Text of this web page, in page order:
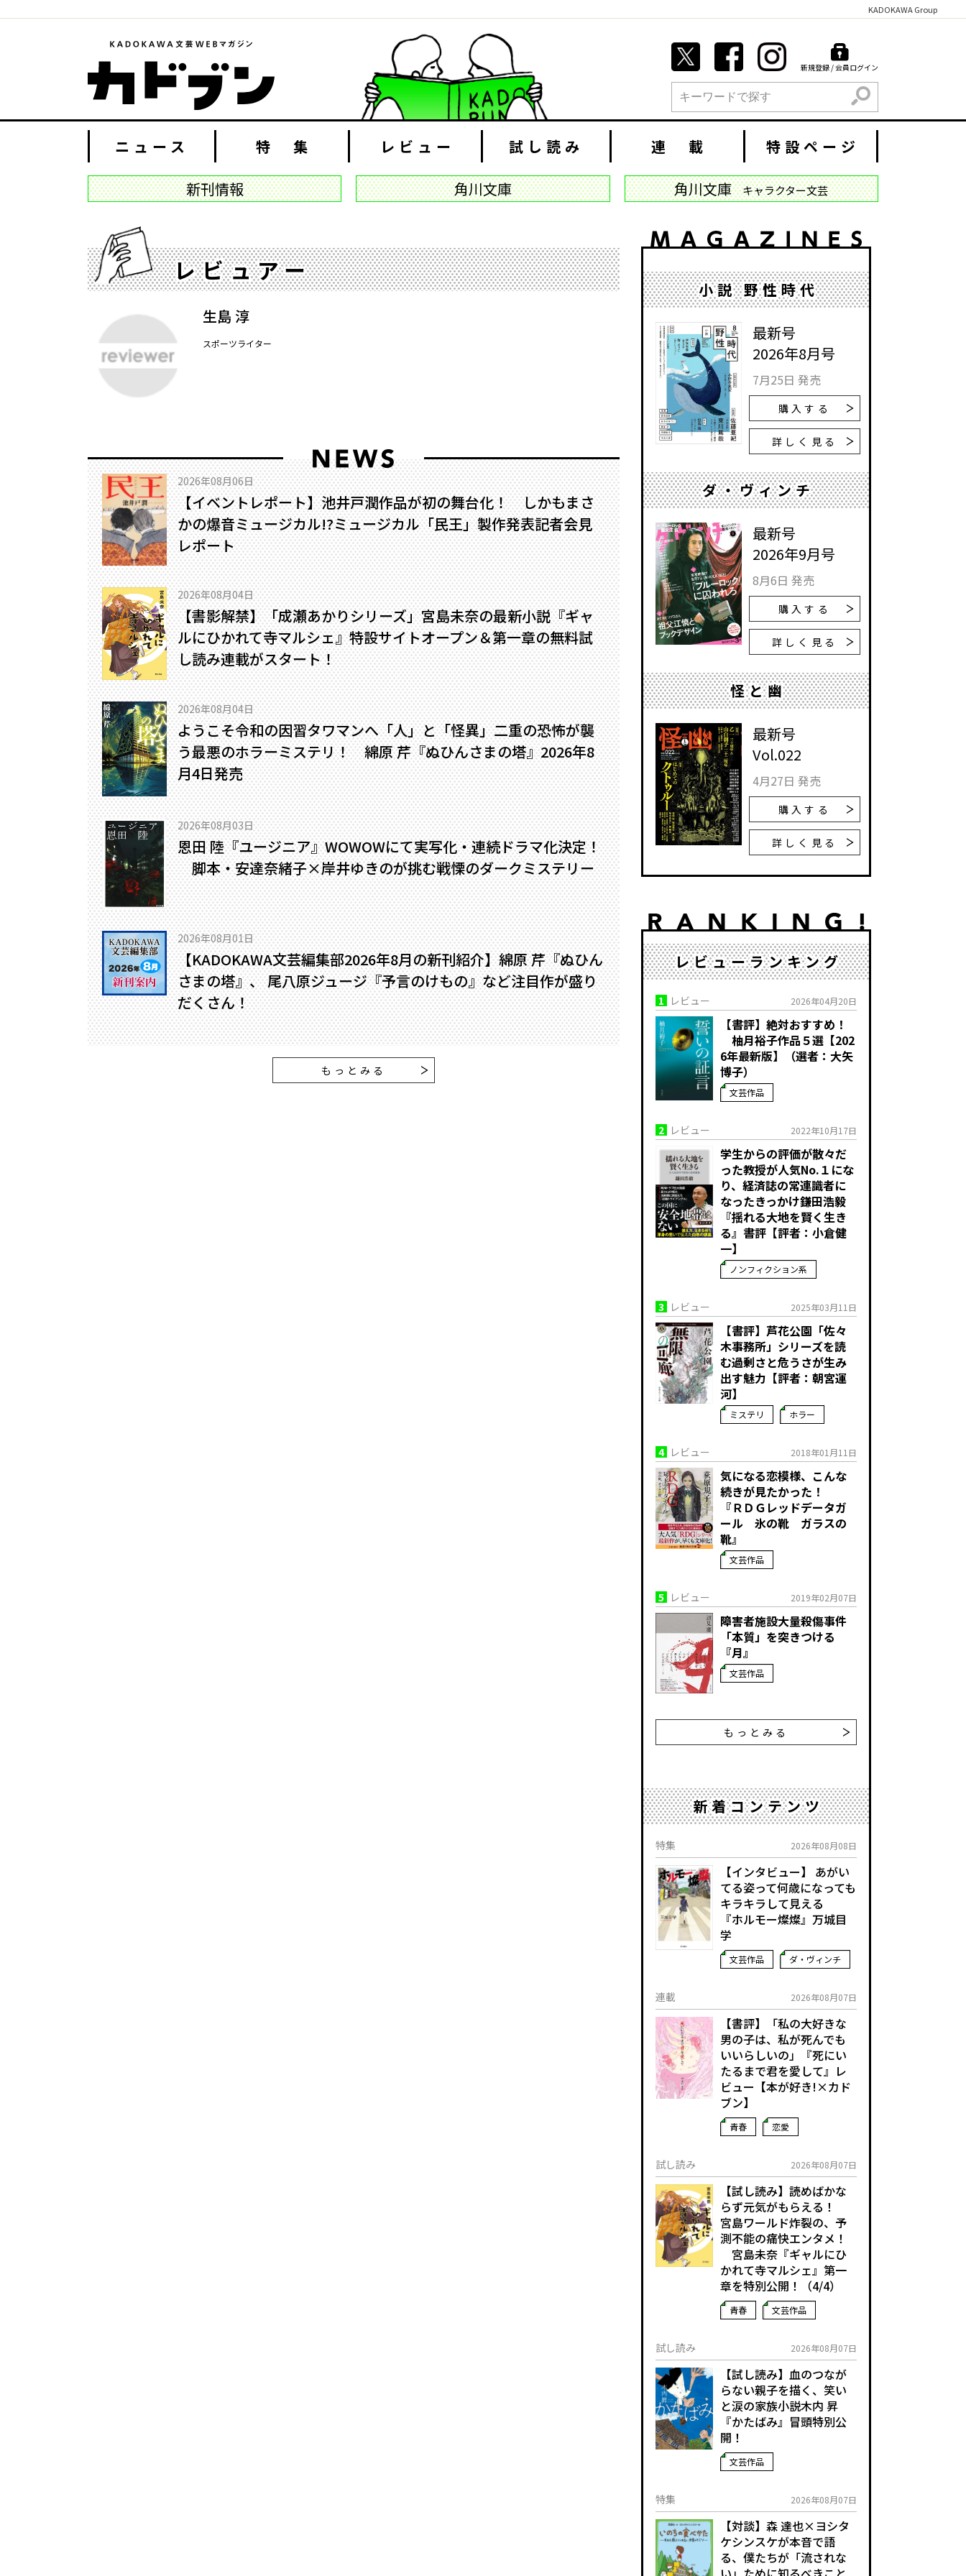
KADOKAWA Group
新規登録 / 会員ログイン
検索
ニュース 特 集 レビュー 試し読み 連 載 特設ページ
新刊情報 角川文庫 角川文庫 キャラクター文芸
レビュアー
生島 淳
スポーツライター
2026年08月06日
【イベントレポート】池井戸潤作品が初の舞台化！ しかもまさ
かの爆音ミュージカル!?――ミュージカル「民王」製作発表記者会見
レポート
2026年08月04日
【書影解禁】「成瀬あかりシリーズ」宮島未奈の最新小説『ギャ
ルにひかれて寺マルシェ』特設サイトオープン＆第一章の無料試
し読み連載がスタート！
2026年08月04日
ようこそ令和の因習タワマンへ――「人」と「怪異」二重の恐怖が襲
う最悪のホラーミステリ！ 綿原 芹『ぬひんさまの塔』2026年8
月4日発売
2026年08月03日
恩田 陸『ユージニア』WOWOWにて実写化・連続ドラマ化決定！
脚本・安達奈緒子×岸井ゆきのが挑む戦慄のダークミステリー
2026年08月01日
【KADOKAWA文芸編集部2026年8月の新刊紹介】綿原 芹『ぬひん
さまの塔』、 尾八原ジュージ『予言のけもの』など注目作が盛り
だくさん！
もっとみる
小説 野性時代
最新号
2026年8月号
7月25日 発売
購入する
詳しく見る
ダ・ヴィンチ
最新号
2026年9月号
8月6日 発売
購入する
詳しく見る
怪と幽
最新号
Vol.022
4月27日 発売
購入する
詳しく見る
レビューランキング
1 レビュー 2026年04月20日
【書評】絶対おすすめ！
柚月裕子作品５選【202
6年最新版】（選者：大矢
博子）
文芸作品
2 レビュー 2022年10月17日
学生からの評価が散々だ
った教授が人気No.１にな
り、経済誌の常連識者に
なったきっかけ――鎌田浩毅
『揺れる大地を賢く生き
る』書評【評者：小倉健
一】
ノンフィクション系
3 レビュー 2025年03月11日
【書評】芦花公園「佐々
木事務所」シリーズを読
む――過剰さと危うさが生み
出す魅力【評者：朝宮運
河】
ミステリ ホラー
4 レビュー 2018年01月11日
気になる恋模様、こんな
続きが見たかった！
『ＲＤＧレッドデータガ
ール 氷の靴 ガラスの
靴』
文芸作品
5 レビュー 2019年02月07日
障害者施設大量殺傷事件
「本質」を突きつける
『月』
文芸作品
もっとみる
新着コンテンツ
特集 2026年08月08日
【インタビュー】 あがい
てる姿って何歳になっても
キラキラして見える
『ホルモー燦燦』万城目
学
文芸作品 ダ・ヴィンチ
連載 2026年08月07日
【書評】「私の大好きな
男の子は、私が死んでも
いいらしいの」――『死にい
たるまで君を愛して』レ
ビュー【本が好き!×カド
ブン】
青春 恋愛
試し読み 2026年08月07日
【試し読み】読めばかな
らず元気がもらえる！
宮島ワールド炸裂の、予
測不能の痛快エンタメ！
宮島未奈『ギャルにひ
かれて寺マルシェ』第一
章を特別公開！（4/4）
青春 文芸作品
試し読み 2026年08月07日
【試し読み】血のつなが
らない親子を描く、笑い
と涙の家族小説――木内 昇
『かたばみ』冒頭特別公
開！
文芸作品
特集 2026年08月07日
【対談】森 達也×ヨシタ
ケシンスケが本音で語
る、僕たちが「流されな